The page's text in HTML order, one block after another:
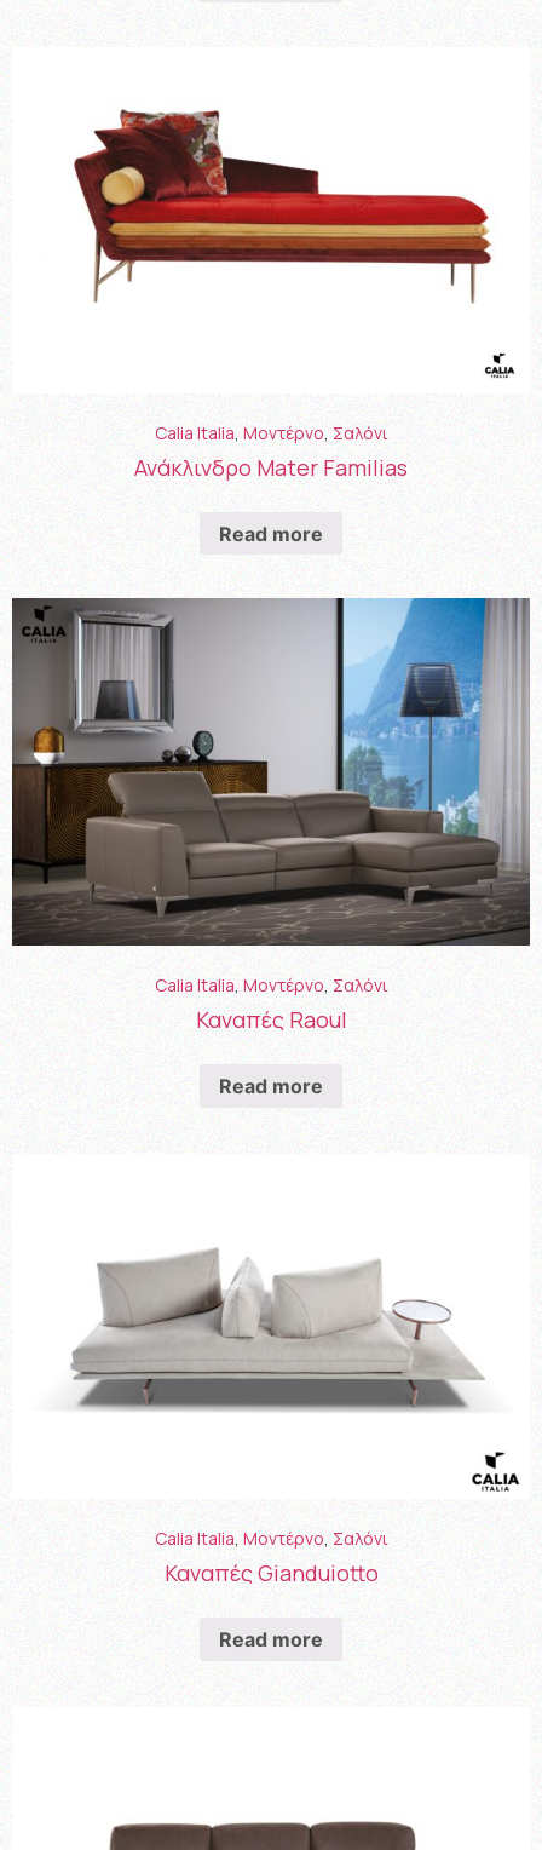
Calia Italia,Μοντέρνο Σαλόνι
Ανάκλινδρο Mater Familias
Read more
Calia Italia,Μοντέρνο, Σαλόνι
Καναπές Raoul
Read more
Calia Italia,Μοντέρνο, Σαλόνι
Καναπές Gianduiotto
Read more